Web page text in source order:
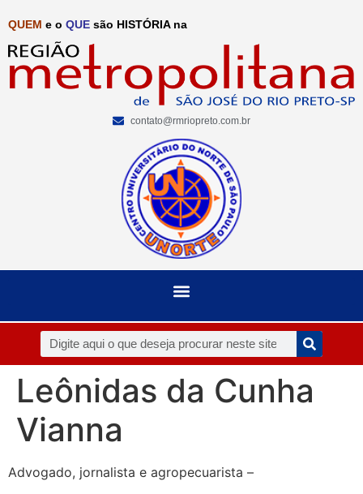
QUEM e o QUE são HISTÓRIA na
contato@rmriopreto.com.br
Leônidas da Cunha
Vianna
Advogado, jornalista e agropecuarista –